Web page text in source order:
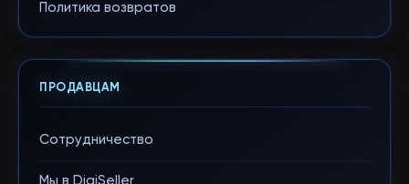
Политика возвратов
ПРОДАВЦАМ
Сотрудничество
Мы в DigiSeller